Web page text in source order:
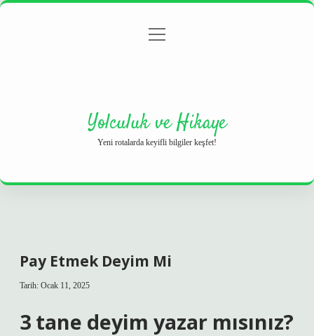
Gizlilik Politikası
menüyü
Yolculuk ve Hikaye
Yeni rotalarda keyifli bilgiler keşfet!
Pay Etmek Deyim Mi
Tarih: Ocak 11, 2025
3 tane deyim yazar mısınız?